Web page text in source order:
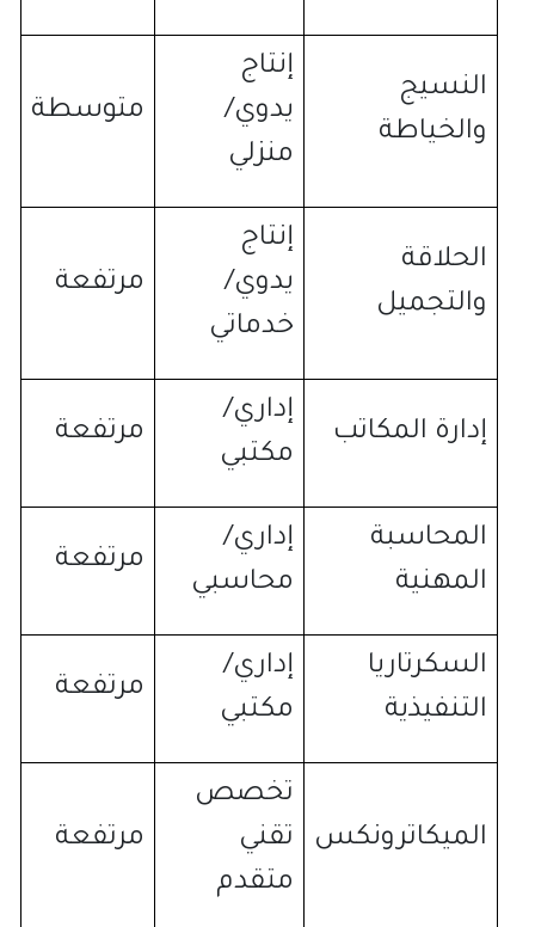
النسيج
والخياطة
إنتاج
يدوي/
منزلي
متوسطة
الحلاقة
والتجميل
إنتاج
يدوي/
خدماتي
مرتفعة
إدارة المكاتب
إداري/
مكتبي
مرتفعة
المحاسبة
المهنية
إداري/
محاسبي
مرتفعة
السكرتاريا
التنفيذية
إداري/
مكتبي
مرتفعة
الميكاترونكس
تخصص
تقني
متقدم
مرتفعة